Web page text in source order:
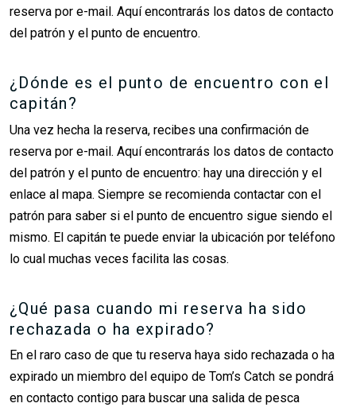
reserva por e-mail. Aquí encontrarás los datos de contacto
del patrón y el punto de encuentro.
¿Dónde es el punto de encuentro con el
capitán?
Una vez hecha la reserva, recibes una confirmación de
reserva por e-mail. Aquí encontrarás los datos de contacto
del patrón y el punto de encuentro: hay una dirección y el
enlace al mapa. Siempre se recomienda contactar con el
patrón para saber si el punto de encuentro sigue siendo el
mismo. El capitán te puede enviar la ubicación por teléfono
lo cual muchas veces facilita las cosas.
¿Qué pasa cuando mi reserva ha sido
rechazada o ha expirado?
En el raro caso de que tu reserva haya sido rechazada o ha
expirado un miembro del equipo de Tom’s Catch se pondrá
en contacto contigo para buscar una salida de pesca